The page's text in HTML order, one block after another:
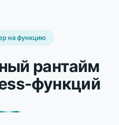
на функцию
рантайм
функций